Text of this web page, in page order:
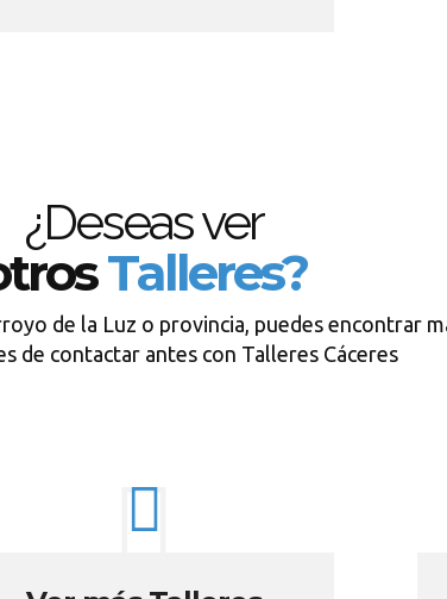
¿Deseas ver
Talleres?
de la Luz o provincia, puedes encontrar
de contactar antes con Talleres Cáceres